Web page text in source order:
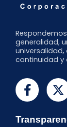
generalidad,
continuidad y